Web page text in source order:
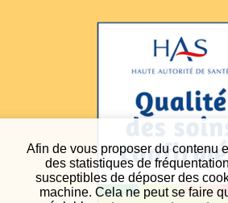
Afin de vous proposer du contenu
des statistiques de
susceptibles de déposer des
machine. Cela ne peut se faire